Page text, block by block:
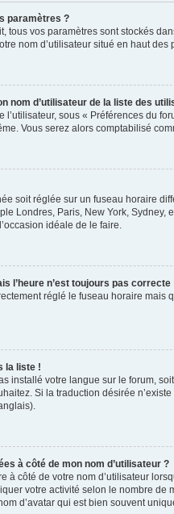
paramètres ?
tous vos paramètres sont stockés
nom d’utilisateur situé en haut
nom d’utilisateur de la liste des
l’utilisateur, sous « Préférences du
Vous serez alors comptabilisé
soit réglée sur un fuseau horaire
Londres, Paris, New York, Sydney,
idéale de le faire.
l’heure n’est toujours pas correcte
réglé le fuseau horaire mais
la liste !
installé votre langue sur le forum,
Si la traduction désirée
à côté de mon nom d’utilisateur ?
à côté de votre nom d’utilisateur
votre activité selon le nombre
d’avatar qui est bien souvent